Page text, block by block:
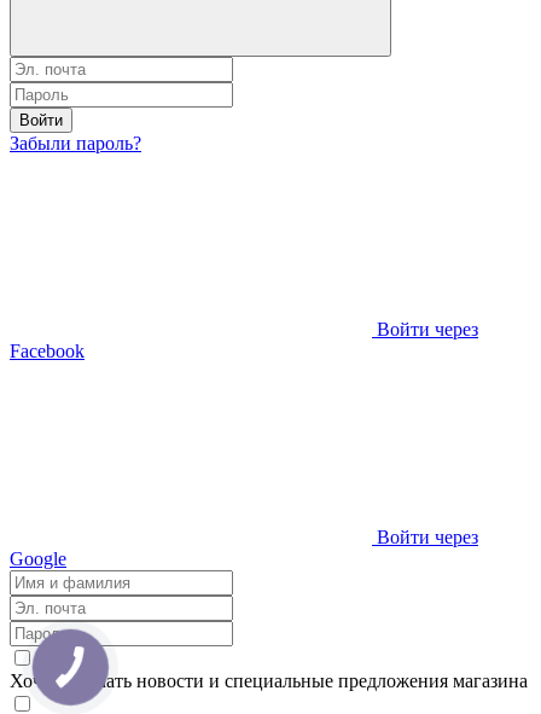
Войти
Забыли пароль?
Войти через
Facebook
Войти через
Google
Хочу получать новости и специальные предложения магазина
КНОПКА
ЗВ'ЯЗКУ